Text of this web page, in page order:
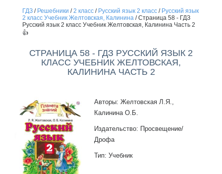
ГДЗ/ Решебники /2 класс/ Русский язык 2 класс/ Русский язык
2 класс Учебник Желтовская, Калинина/Страница 58 - ГДЗ
Русский язык 2 класс Учебник Желтовская, Калинина Часть 2
👍
СТРАНИЦА 58 - ГДЗ РУССКИЙ ЯЗЫК 2
КЛАСС УЧЕБНИК ЖЕЛТОВСКАЯ,
КАЛИНИНА ЧАСТЬ 2
Авторы: Желтовская Л.Я.,
Калинина О.Б.
Издательство: Просвещение/
Дрофа
Тип: Учебник